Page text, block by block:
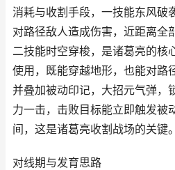
消耗与收割手段，一技能东风破
对路径敌人造成伤害，近距离全
二技能时空穿梭，是诸葛亮的核
使用，既能穿越地形，也能对路
并叠加被动印记，大招元气弹，
力一击，击败目标能立即触发被
间，这是诸葛亮收割战场的关键。
对线期与发育思路